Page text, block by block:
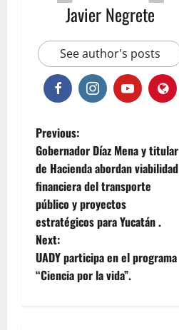
Javier Negrete
See author's posts
P
o
s
t
n
a
Previous:
Gobernador Díaz Mena y titular
de Hacienda abordan viabilidad
financiera del transporte
público y proyectos
estratégicos para Yucatán .
Next:
UADY participa en el programa
“Ciencia por la vida”.